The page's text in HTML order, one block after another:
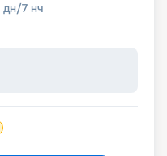
дн/7 нч